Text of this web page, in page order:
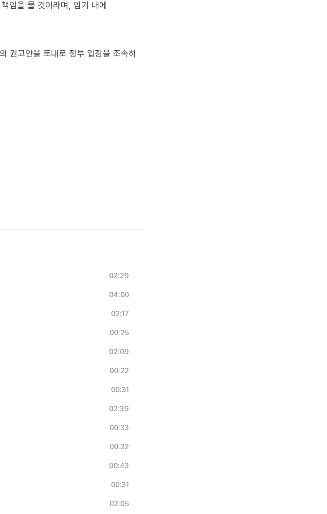
임을 물 것이라며, 임기 내에
권고안을 토대로 정부 입장을 조속히
02:29
04:00
02:17
00:25
02:09
00:22
00:31
02:39
00:33
00:32
00:43
00:31
02:05